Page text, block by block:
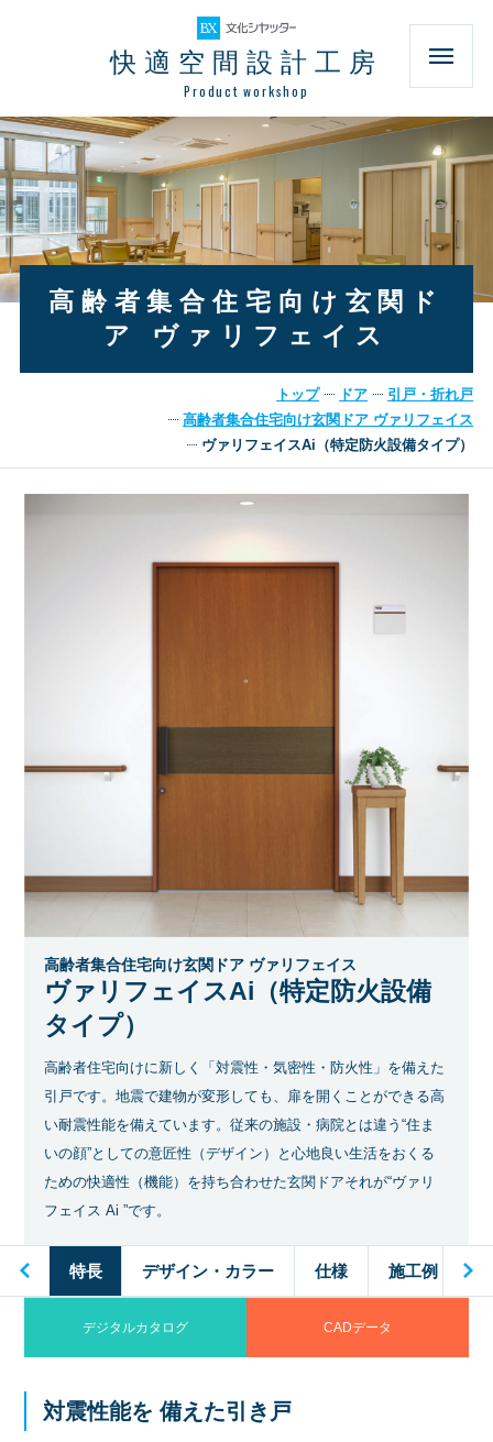
快適空間設計工房
Product workshop
高齢者集合住宅向け玄関ド
ア ヴァリフェイス
トップ ドア
引戸・折れ戸
高齢者集合住宅向け玄関ドア ヴァリフェイス
ヴァリフェイスAi（特定防火設備タイプ）
高齢者集合住宅向け玄関ドア ヴァリフェイス
ヴァリフェイスAi（特定防火設備
タイプ）
高齢者住宅向けに新しく「対震性・気密性・防火性」を備えた
引戸です。地震で建物が変形しても、扉を開くことができる高
い耐震性能を備えています。従来の施設・病院とは違う“住ま
いの顔”としての意匠性（デザイン）と心地良い生活をおくる
ための快適性（機能）を持ち合わせた玄関ドアそれが“ヴァリ
フェイス Ai ”です。
例 特長 デザイン・カラー 仕様 施工例
デジタルカタログ CADデータ
対震性能を 備えた引き戸